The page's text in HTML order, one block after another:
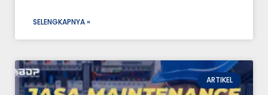
SELENGKAPNYA »
ARTIKEL